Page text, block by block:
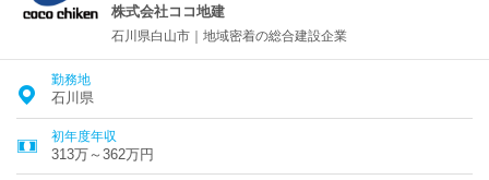
株式会社ココ地建
石川県白山市｜地域密着の総合建設企業
勤務地
石川県
初年度年収
313万～362万円